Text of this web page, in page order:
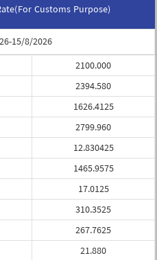
Customs Purpose)
15/8/2026
2100.000
2394.580
1626.4125
2799.960
12.830425
1465.9575
17.0125
310.3525
267.7625
21.880